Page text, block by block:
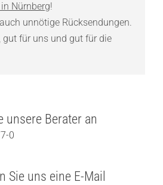
Nürnberg!
unnötige Rücksendungen.
gut für uns und gut für die
unsere Berater an
0
Sie uns eine E-Mail